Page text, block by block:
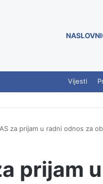
Vijesti
za prijam u radni odnos za
prijam